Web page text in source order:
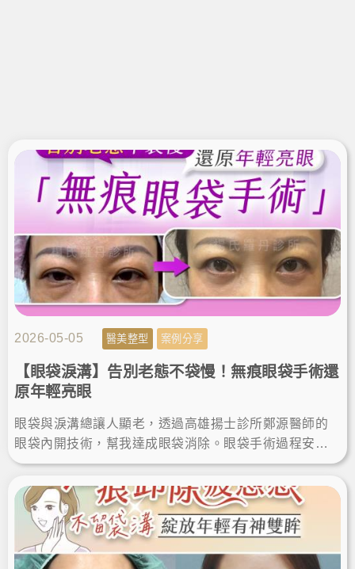
2026-05-05 醫美整型 案例分享
【眼袋淚溝】告別老態不袋慢！無痕眼袋手術還
原年輕亮眼
眼袋與淚溝總讓人顯老，透過高雄揚士診所鄭源醫師的
眼袋內開技術，幫我達成眼袋消除。眼袋手術過程安
心，且眼袋手術恢復期極短，這項眼袋手術推薦給想找
回年輕自信的你。